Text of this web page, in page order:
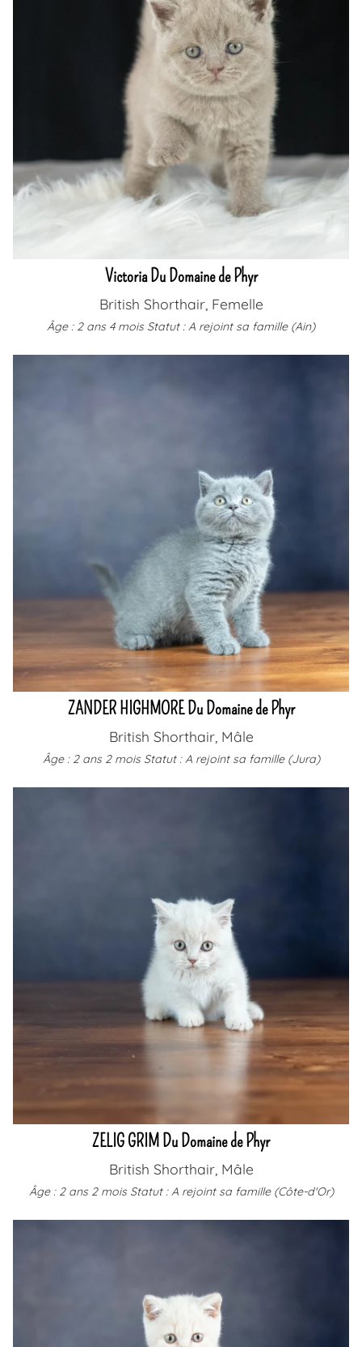
Victoria Du Domaine de Phyr
British Shorthair, Femelle
Âge : 2 ans 4 mois Statut : A rejoint sa famille (Ain)
ZANDER HIGHMORE Du Domaine de Phyr
British Shorthair, Mâle
Âge : 2 ans 2 mois Statut : A rejoint sa famille (Jura)
ZELIG GRIM Du Domaine de Phyr
British Shorthair, Mâle
Âge : 2 ans 2 mois Statut : A rejoint sa famille (Côte-d'Or)